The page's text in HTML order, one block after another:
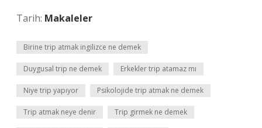
Tarih: Makaleler
Birine trip atmak ingilizce ne demek
Duygusal trip ne demek Erkekler trip atamaz mı
Niye trip yapıyor Psikolojide trip atmak ne demek
Trip atmak neye denir Trip girmek ne demek